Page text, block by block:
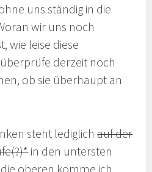
uns ständig in die
wir uns noch
wie leise diese
derzeit noch
ob sie überhaupt an
steht lediglichauf der
in den untersten
oberen komme ich